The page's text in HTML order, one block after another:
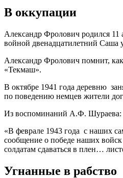
В оккупации
Александр Фролович родился
войной двенадцатилетний Саша
Александр Фролович помнит,
«Текмаш».
В октябре 1941 года деревню
по поведению немцев жители
Из воспоминаний А.Ф. Шураева:
«В феврале 1943 года с наших
сообщение о победе наших
солдатам сдаваться в плен…
Угнанные в рабство